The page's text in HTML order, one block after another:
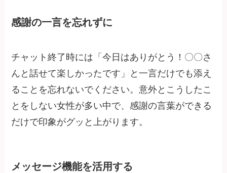
感謝の一言を忘れずに
チャット終了時には「今日はありがとう！〇〇さ
んと話せて楽しかったです」と一言だけでも添え
ることを忘れないでください。意外とこうしたこ
とをしない女性が多い中で、感謝の言葉ができる
だけで印象がグッと上がります。
メッセージ機能を活用する